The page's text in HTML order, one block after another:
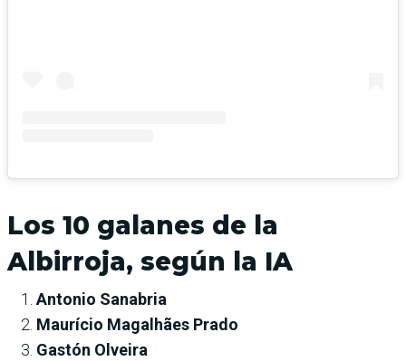
Los 10 galanes de la
Albirroja, según la IA
Antonio Sanabria
Maurício Magalhães Prado
Gastón Olveira